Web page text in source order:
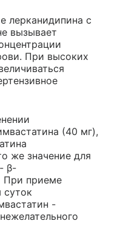
лерканидипина с
вызывает
При высоких
(40 мг),
же значение для
β-
При приеме
суток
-